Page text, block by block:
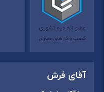
آقای فرش